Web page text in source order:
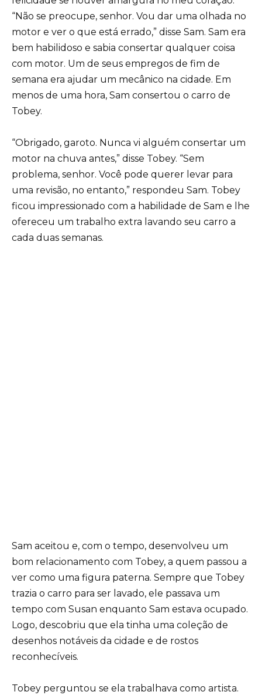
“Não se preocupe, senhor. Vou dar uma olhada no
motor e ver o que está errado,” disse Sam. Sam era
bem habilidoso e sabia consertar qualquer coisa
com motor. Um de seus empregos de fim de
semana era ajudar um mecânico na cidade. Em
menos de uma hora, Sam consertou o carro de
Tobey.
“Obrigado, garoto. Nunca vi alguém consertar um
motor na chuva antes,” disse Tobey. “Sem
problema, senhor. Você pode querer levar para
uma revisão, no entanto,” respondeu Sam. Tobey
ficou impressionado com a habilidade de Sam e lhe
ofereceu um trabalho extra lavando seu carro a
cada duas semanas.
Sam aceitou e, com o tempo, desenvolveu um
bom relacionamento com Tobey, a quem passou a
ver como uma figura paterna. Sempre que Tobey
trazia o carro para ser lavado, ele passava um
tempo com Susan enquanto Sam estava ocupado.
Logo, descobriu que ela tinha uma coleção de
desenhos notáveis da cidade e de rostos
reconhecíveis.
Tobey perguntou se ela trabalhava como artista.